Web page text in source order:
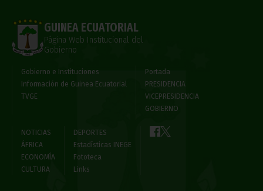
GUINEA ECUATORIAL
Página Web Institucional del
Gobierno
Gobierno e Instituciones
Información de Guinea Ecuatorial
TVGE
Portada
PRESIDENCIA
VICEPRESIDENCIA
GOBIERNO
NOTICIAS
ÁFRICA
ECONOMÍA
CULTURA
DEPORTES
Estadísticas INEGE
Fototeca
Links